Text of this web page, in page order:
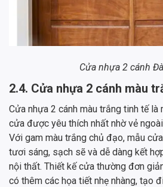
Cửa nhựa 2 cánh
2.4. Cửa nhựa 2 cánh màu
Cửa nhựa 2 cánh màu trắng tinh tế
cửa được yêu thích nhất nhờ vẻ
Với gam màu trắng chủ đạo, mẫu
tươi sáng, sạch sẽ và dễ dàng kết
nội thất. Thiết kế cửa thường đơn
có thêm các họa tiết nhẹ nhàng, tạo